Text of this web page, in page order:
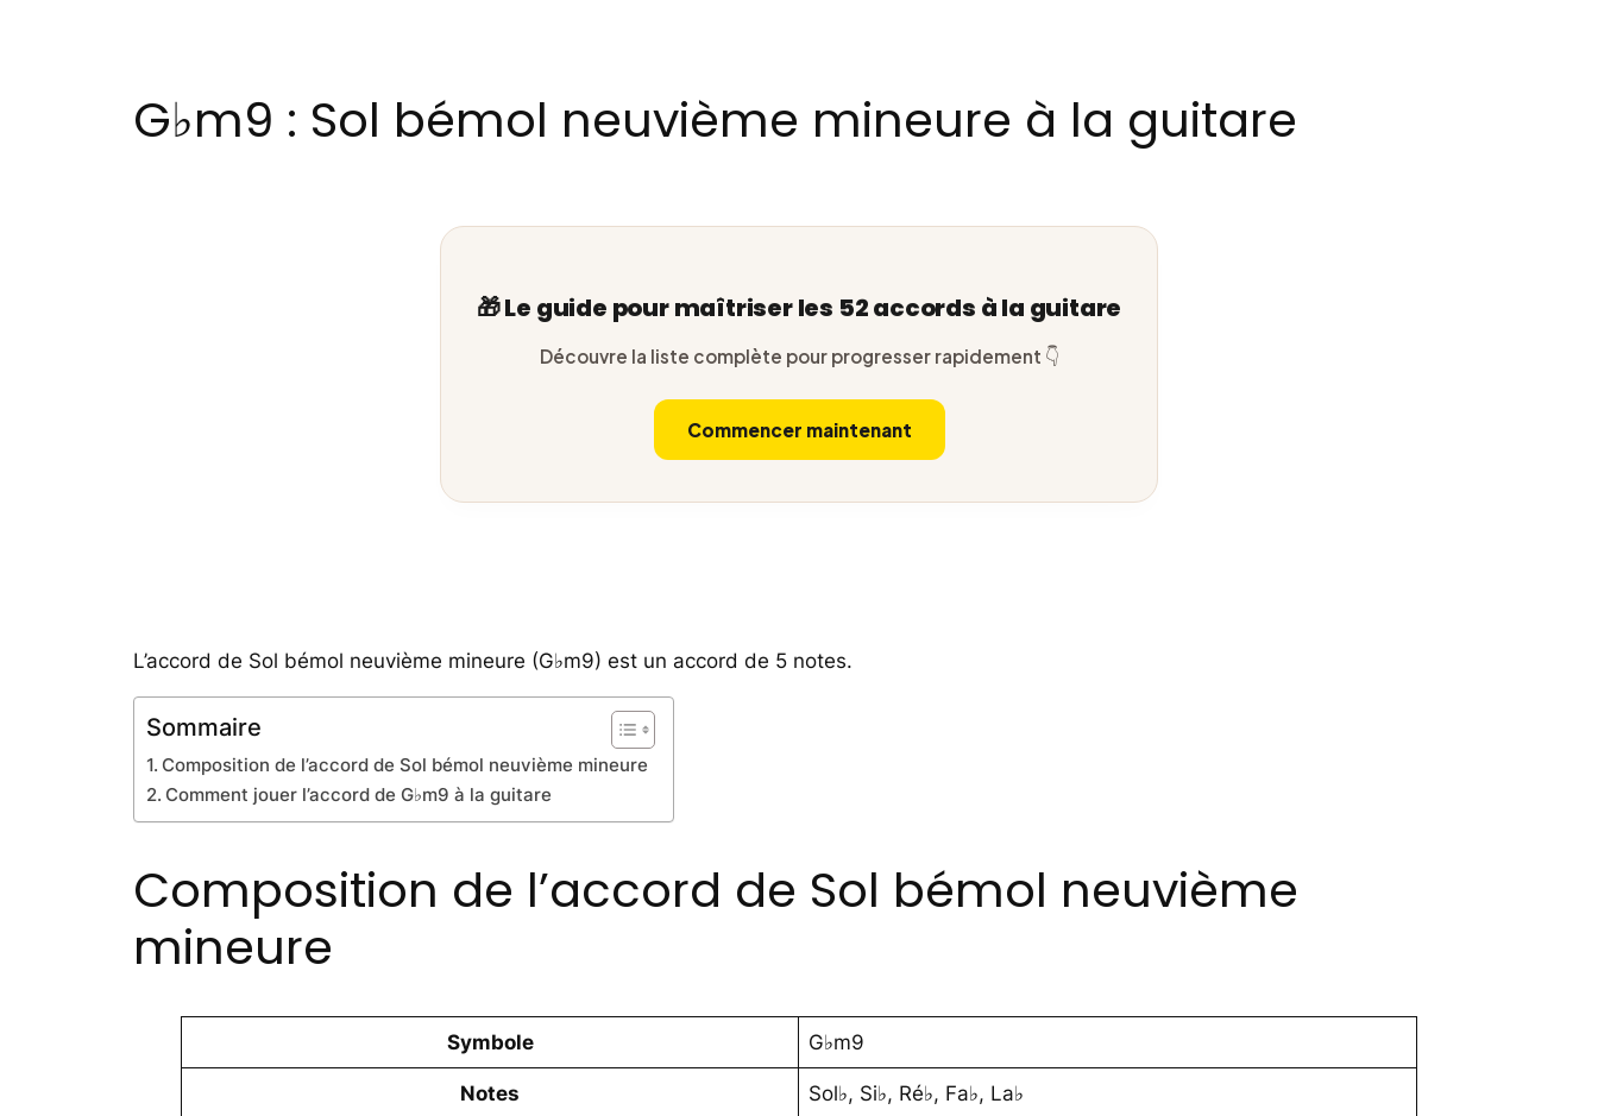
G♭m9 : Sol bémol neuvième mineure à la guitare
🎁 Le guide pour maîtriser les 52 accords à la guitare
Découvre la liste complète pour progresser rapidement 👇
Commencer maintenant
L’accord de Sol bémol neuvième mineure (G♭m9) est un accord de 5 notes.
Sommaire
Composition de l’accord de Sol bémol neuvième mineure
Comment jouer l’accord de G♭m9 à la guitare
Composition de l’accord de Sol bémol neuvième
mineure
Symbole G♭m9
Notes Sol♭, Si♭, Ré♭, Fa♭, La♭